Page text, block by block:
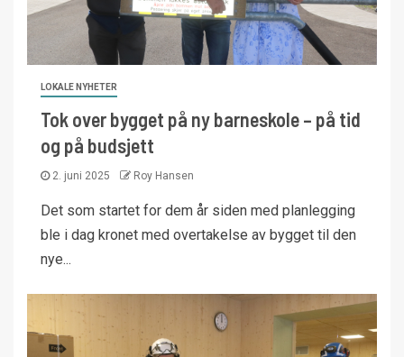
LOKALE NYHETER
Tok over bygget på ny barneskole – på tid
og på budsjett
2. juni 2025 Roy Hansen
Det som startet for dem år siden med planlegging
ble i dag kronet med overtakelse av bygget til den
nye...